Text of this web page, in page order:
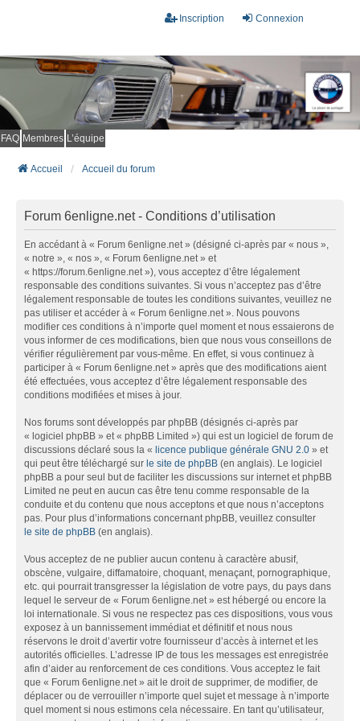
Connexion
Inscription
FAQ Membres L’équipe
Accueil Accueil du forum
Forum 6enligne.net - Conditions d’utilisation
En accédant à « Forum 6enligne.net » (désigné ci-après par « nous »,
« notre », « nos », « Forum 6enligne.net » et
« https://forum.6enligne.net »), vous acceptez d’être légalement
responsable des conditions suivantes. Si vous n’acceptez pas d’être
légalement responsable de toutes les conditions suivantes, veuillez ne
pas utiliser et accéder à « Forum 6enligne.net ». Nous pouvons
modifier ces conditions à n’importe quel moment et nous essaierons de
vous informer de ces modifications, bien que nous vous conseillons de
vérifier régulièrement par vous-même. En effet, si vous continuez à
participer à « Forum 6enligne.net » après que des modifications aient
été effectuées, vous acceptez d’être légalement responsable des
conditions modifiées et mises à jour.
Nos forums sont développés par phpBB (désignés ci-après par
« logiciel phpBB » et « phpBB Limited ») qui est un logiciel de forum de
discussions déclaré sous la « licence publique générale GNU 2.0 » et
qui peut être téléchargé sur le site de phpBB (en anglais). Le logiciel
phpBB a pour seul but de faciliter les discussions sur internet et phpBB
Limited ne peut en aucun cas être tenu comme responsable de la
conduite et du contenu que nous acceptons et que nous n’acceptons
pas. Pour plus d’informations concernant phpBB, veuillez consulter
le site de phpBB (en anglais).
Vous acceptez de ne publier aucun contenu à caractère abusif,
obscène, vulgaire, diffamatoire, choquant, menaçant, pornographique,
etc. qui pourrait transgresser la législation de votre pays, du pays dans
lequel le serveur de « Forum 6enligne.net » est hébergé ou encore la
loi internationale. Si vous ne respectez pas ces dispositions, vous vous
exposez à un bannissement immédiat et définitif et nous nous
réservons le droit d’avertir votre fournisseur d’accès à internet et les
autorités officielles. L’adresse IP de tous les messages est enregistrée
afin d’aider au renforcement de ces conditions. Vous acceptez le fait
que « Forum 6enligne.net » ait le droit de supprimer, de modifier, de
déplacer ou de verrouiller n’importe quel sujet et message à n’importe
quel moment si nous estimons cela nécessaire. En tant qu’utilisateur,